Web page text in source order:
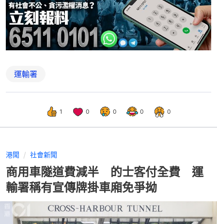
運輸署
1 0 0 0 0
港聞 社會新聞
商用車隧道費減半 的士客付全費 運
輸署稱有宣傳牌掛車廂免爭拗